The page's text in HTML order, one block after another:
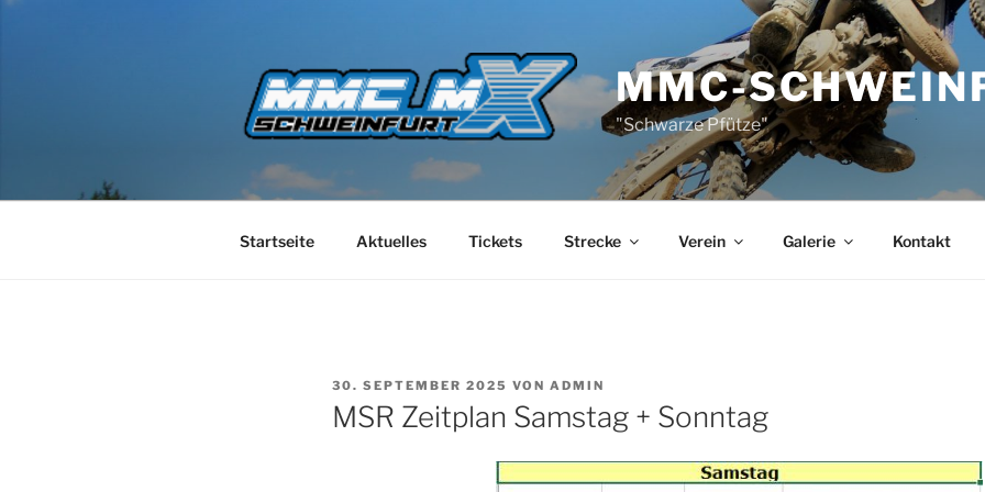
MMC-
"Schwarze Pfütze"
Startseite Aktuelles Tickets Strecke Verein Galerie Kontakt
VERÖFFENTLICHT
AM
30. SEPTEMBER 2025 VON ADMIN
MSR Zeitplan Samstag + Sonntag